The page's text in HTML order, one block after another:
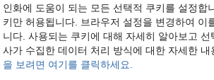
-29% 마지막 3일 MEHELANY 1개 오렌지색 긴 줄기 인조 해바라기, 대형 꽃송이 리얼 터치 해바라기, DIY 높은 화병 꽃 장식에 적합, 가정 웨딩 파티 장식, 추수감사절 & 할로윈 수확, 야외 정원, 생일 선물, 화환 아치 신부 부케 장식
인화에 도움이 되는 모든 선택적 쿠키를 설정
키만 허용됩니다. 브라우저 설정을 변경하여
니다. 사용되는 쿠키에 대해 자세히 알아보고
사가 수집한 데이터 처리 방식에 대한 자세한 내
을 보려면 여기를 클릭하세요.